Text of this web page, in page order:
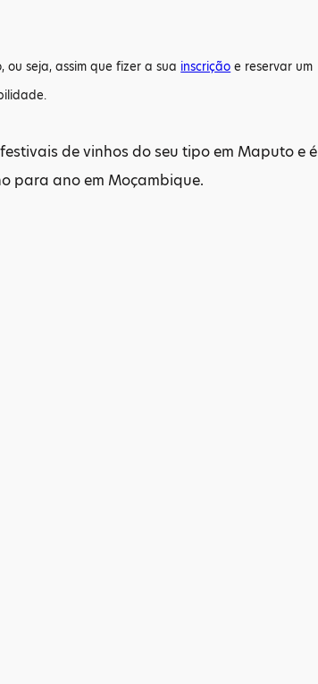
seja, assim que fizer a sua inscrição e reservar um
de vinhos do seu tipo em Maputo e é
para ano em Moçambique.